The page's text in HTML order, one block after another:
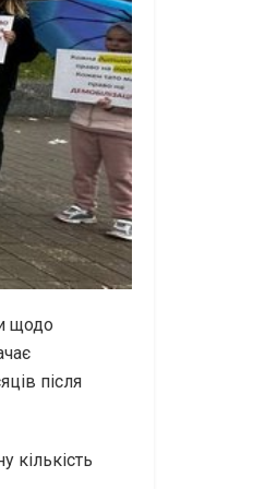
щодо
після
кількість